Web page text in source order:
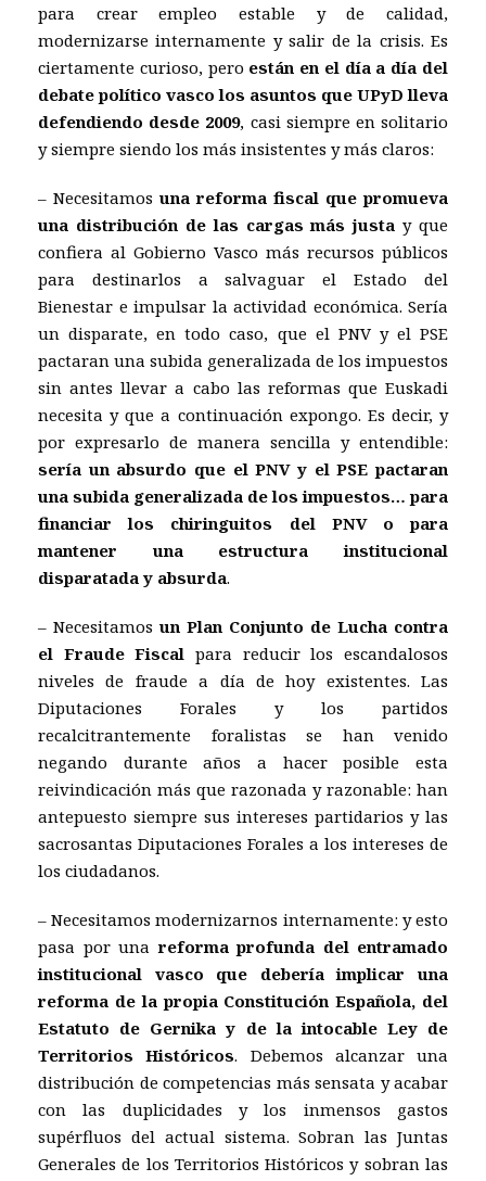
para crear empleo estable y de calidad,
modernizarse internamente y salir de la crisis. Es
ciertamente curioso, pero están en el día a día del
debate político vasco los asuntos que UPyD lleva
defendiendo desde 2009, casi siempre en solitario
y siempre siendo los más insistentes y más claros:
– Necesitamos una reforma fiscal que promueva
una distribución de las cargas más justa y que
confiera al Gobierno Vasco más recursos públicos
para destinarlos a salvaguar el Estado del
Bienestar e impulsar la actividad económica. Sería
un disparate, en todo caso, que el PNV y el PSE
pactaran una subida generalizada de los impuestos
sin antes llevar a cabo las reformas que Euskadi
necesita y que a continuación expongo. Es decir, y
por expresarlo de manera sencilla y entendible:
sería un absurdo que el PNV y el PSE pactaran
una subida generalizada de los impuestos… para
financiar los chiringuitos del PNV o para
mantener una estructura institucional
disparatada y absurda.
– Necesitamos un Plan Conjunto de Lucha contra
el Fraude Fiscal para reducir los escandalosos
niveles de fraude a día de hoy existentes. Las
Diputaciones Forales y los partidos
recalcitrantemente foralistas se han venido
negando durante años a hacer posible esta
reivindicación más que razonada y razonable: han
antepuesto siempre sus intereses partidarios y las
sacrosantas Diputaciones Forales a los intereses de
los ciudadanos.
– Necesitamos modernizarnos internamente: y esto
pasa por unareforma profunda del entramado
institucional vasco que debería implicar una
reforma de la propia Constitución Española, del
Estatuto de Gernika y de la intocable Ley de
Territorios Históricos. Debemos alcanzar una
distribución de competencias más sensata y acabar
con las duplicidades y los inmensos gastos
supérfluos del actual sistema. Sobran las Juntas
Generales de los Territorios Históricos y sobran las